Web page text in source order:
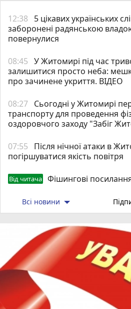
12:38
5 цікавих українських
заборонені радянською
повернулися
08:45 У Житомирі під час
залишитися просто неба:
про зачинене укриття. ВІДЕО
08:27 Сьогодні у Житомирі
транспорту для проведення
оздоровчого заходу "Забіг
07:55
Після нічної атаки в
погіршуватися якість повітря
Від читача Фішингові
Всі новини